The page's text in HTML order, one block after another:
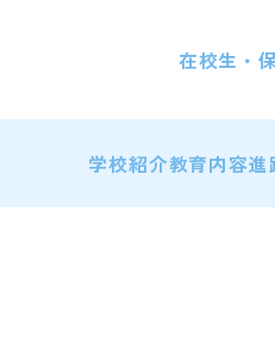
在校生・
学校紹介教育内容進